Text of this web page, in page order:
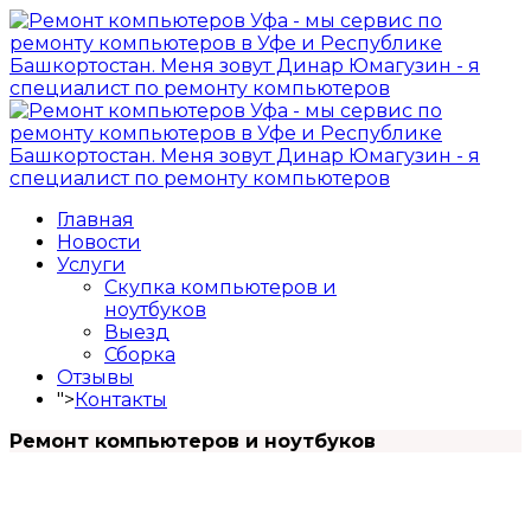
Главная
Новости
Услуги
Скупка компьютеров и
ноутбуков
Выезд
Сборка
Отзывы
">Контакты
Ремонт компьютеров и ноутбуков